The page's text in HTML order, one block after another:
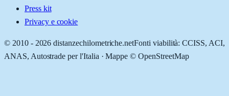
Press kit
Privacy e cookie
© 2010 - 2026 distanzechilometriche.netFonti viabilità: CCISS, ACI,
ANAS, Autostrade per l'Italia · Mappe © OpenStreetMap